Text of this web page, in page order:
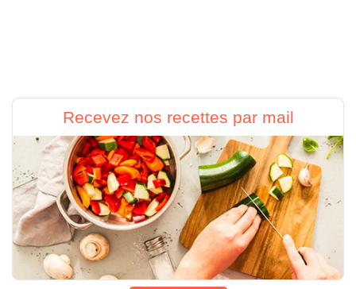
Recevez nos recettes par mail